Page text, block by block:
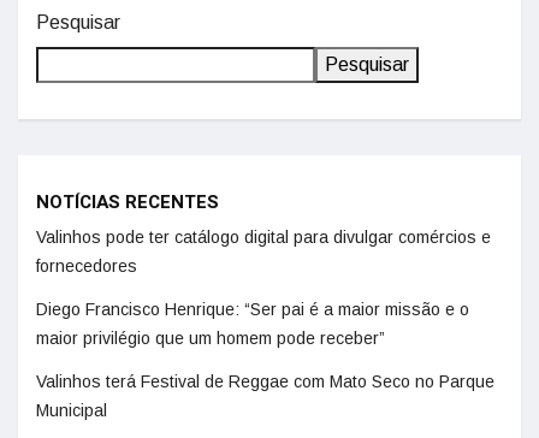
Pesquisar
Pesquisar
NOTÍCIAS RECENTES
Valinhos pode ter catálogo digital para divulgar comércios e
fornecedores
Diego Francisco Henrique: “Ser pai é a maior missão e o
maior privilégio que um homem pode receber”
Valinhos terá Festival de Reggae com Mato Seco no Parque
Municipal